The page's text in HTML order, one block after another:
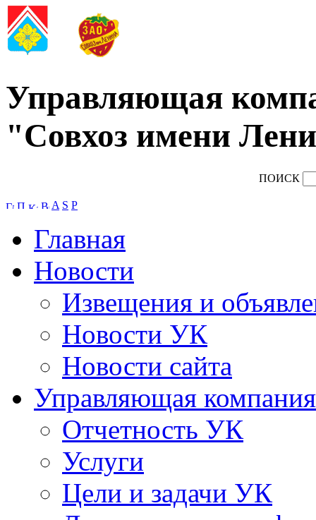
Управляющая
"Совхоз имени
ПОИСК
A S P
Главная
Новости
Извещения и
Новости УК
Новости сайта
Управляющая компания
Отчетность УК
Услуги
Цели и задачи УК